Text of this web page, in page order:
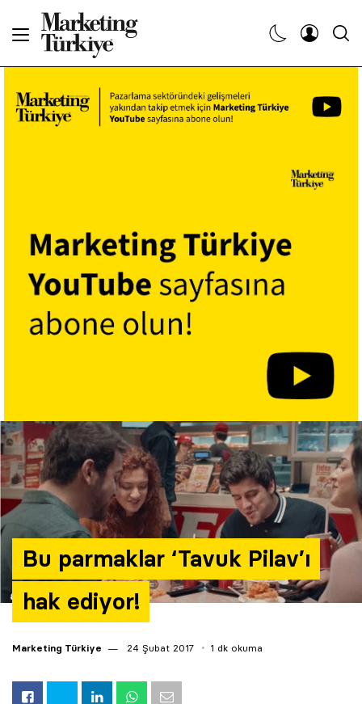
Bu parmaklar ‘Tavuk Pilav’ı
hak ediyor!
Marketing Türkiye 24 Şubat 2017 1 dk okuma
Haberler
Etkinlikler
Söyleşiler
Kariyer
Araştırma